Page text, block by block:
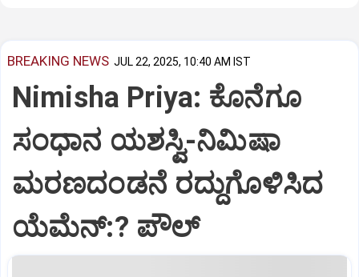
BREAKING NEWS JUL 22, 2025, 10:40 AM IST
Nimisha Priya: ಕೊನೆಗೂ
ಸಂಧಾನ ಯಶಸ್ವಿ-ನಿಮಿಷಾ
ಮರಣದಂಡನೆ ರದ್ದುಗೊಳಿಸಿದ
ಯೆಮೆನ್:? ಪೌಲ್